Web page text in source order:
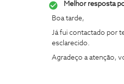
Melhor resposta
Boa tarde,
Já fui contactado por
esclarecido.
Agradeço a atenção,